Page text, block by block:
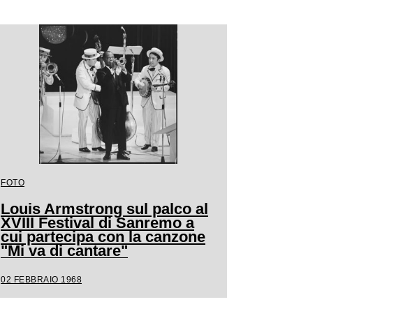
FOTO
Louis Armstrong sul palco al
XVIII Festival di Sanremo a
cui partecipa con la canzone
"Mi va di cantare"
02 FEBBRAIO 1968